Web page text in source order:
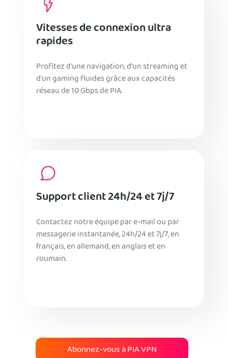
Vitesses de connexion ultra
rapides
Profitez d'une navigation, d'un streaming et
d'un gaming fluides grâce aux capacités
réseau de 10 Gbps de PIA.
Support client 24h/24 et 7j/7
Contactez notre équipe par e-mail ou par
messagerie instantanée, 24h/24 et 7j/7, en
français, en allemand, en anglais et en
roumain.
Abonnez-vous à PIA VPN